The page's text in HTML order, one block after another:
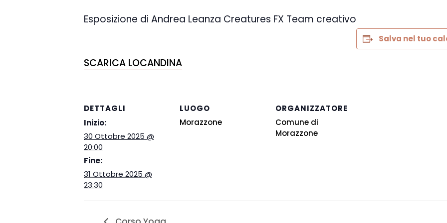
Esposizione di Andrea Leanza Creatures FX Team creativo
SCARICA LOCANDINA
Salva nel tuo
DETTAGLI
Inizio:
30 Ottobre 2025 @
20:00
Fine:
31 Ottobre 2025 @
23:30
LUOGO
Morazzone
ORGANIZZATORE
Comune di
Morazzone